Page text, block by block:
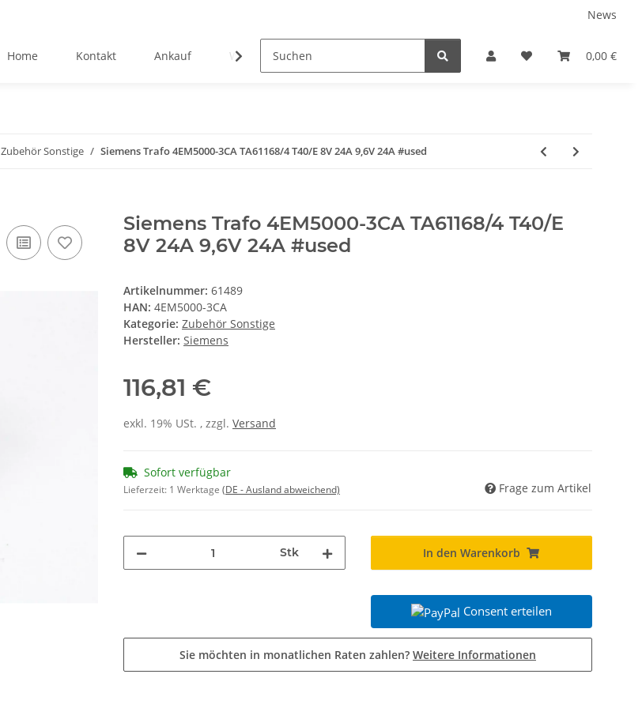
News
0,00 €
Home Kontakt Ankauf Wir über uns
Zubehör Sonstige Siemens Trafo 4EM5000-3CA TA61168/4 T40/E 8V 24A 9,6V 24A #used
Siemens Trafo 4EM5000-3CA TA61168/4 T40/E
8V 24A 9,6V 24A #used
Artikelnummer: 61489
HAN: 4EM5000-3CA
Kategorie: Zubehör Sonstige
Hersteller: Siemens
116,81 €
exkl. 19% USt. , zzgl. Versand
Sofort verfügbar
Lieferzeit: 1 Werktage (DE - Ausland abweichend) Frage zum Artikel
Stk In den Warenkorb
Consent erteilen
Sie möchten in monatlichen Raten zahlen? Weitere Informationen